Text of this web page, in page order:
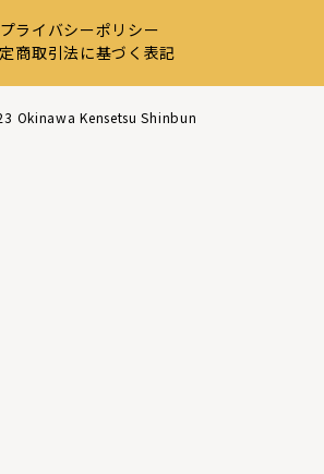
プライバシーポリシー
商取引法に基づく表記
Okinawa Kensetsu Shinbun